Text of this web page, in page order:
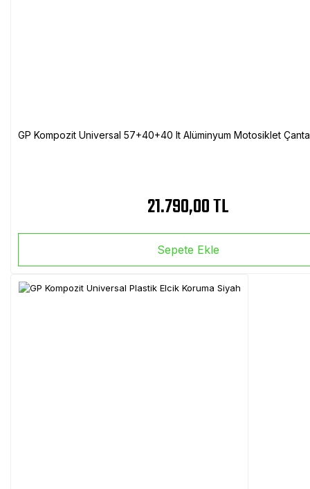
GP Kompozit Universal 57+40+40 lt Alüminyum Motosiklet
21.790,00 TL
Sepete Ekle